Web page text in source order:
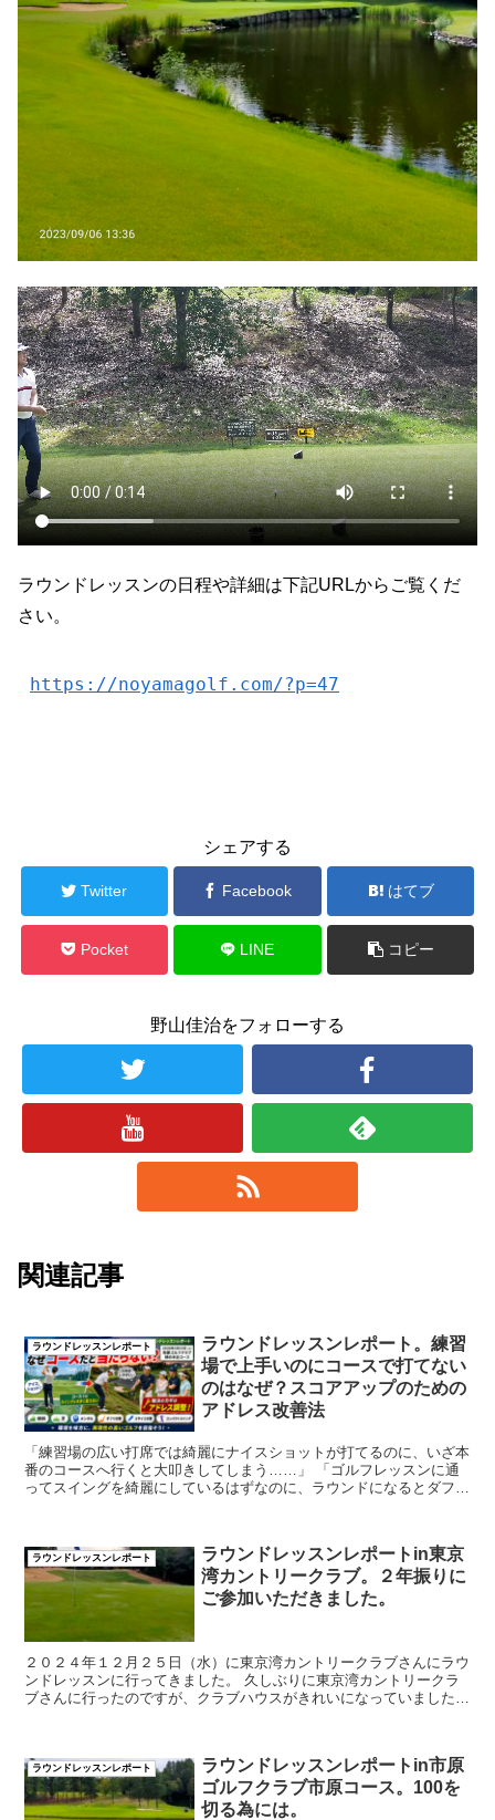
ラウンドレッスンの日程や詳細は下記URLからご覧くだ
さい。
https://noyamagolf.com/?p=47
シェアする
Twitter Facebook はてブ
Pocket LINE コピー
野山佳治をフォローする
関連記事
ラウンドレッスンレポート
ラウンドレッスンレポート。練習
場で上手いのにコースで打てない
のはなぜ？スコアアップのための
アドレス改善法
「練習場の広い打席では綺麗にナイスショットが打てるのに、いざ本
番のコースへ行くと大叩きしてしまう……」 「ゴルフレッスンに通
ってスイングを綺麗にしているはずなのに、ラウンドになるとダフリ
ラウンドレッスンレポート
ラウンドレッスンレポートin東京
湾カントリークラブ。２年振りに
ご参加いただきました。
２０２４年１２月２５日（水）に東京湾カントリークラブさんにラウ
ンドレッスンに行ってきました。 久しぶりに東京湾カントリークラ
ブさんに行ったのですが、クラブハウスがきれいになっていました。
ラウンドレッスンレポート
ラウンドレッスンレポートin市原
ゴルフクラブ市原コース。100を
切る為には。